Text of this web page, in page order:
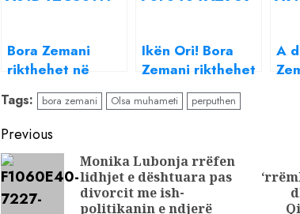
Bora Zemani
rikthehet në
‘Përputhen’,
reagon Olsa
Muhameti
Ikën Ori! Bora
Zemani rikthehet
prezantuese në
Përputhen?
A
Tags: bora zemani Olsa muhameti perputhen
Continue
Reading
Previous
Previous
Monika Lubonja rrëfen
lidhjet e dështuara pas
divorcit me ish-
politikanin e ndjerë